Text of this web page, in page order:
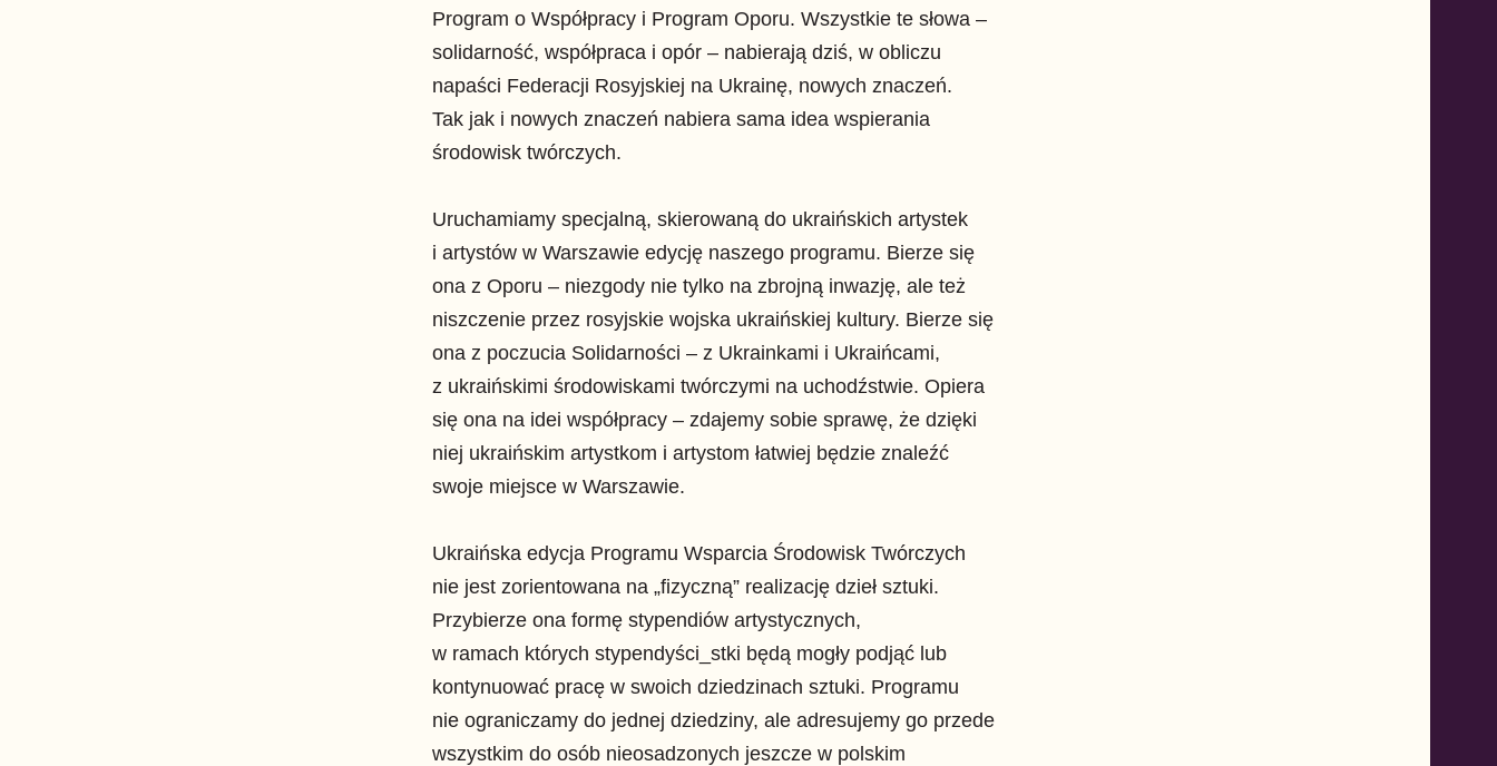
Program o Współpracy i Program Oporu. Wszystkie te słowa –
solidarność, współpraca i opór – nabierają dziś, w obliczu
napaści Federacji Rosyjskiej na Ukrainę, nowych znaczeń.
Tak jak i nowych znaczeń nabiera sama idea wspierania
środowisk twórczych.
Uruchamiamy specjalną, skierowaną do ukraińskich artystek
i artystów w Warszawie edycję naszego programu. Bierze się
ona z Oporu – niezgody nie tylko na zbrojną inwazję, ale też
niszczenie przez rosyjskie wojska ukraińskiej kultury. Bierze się
ona z poczucia Solidarności – z Ukrainkami i Ukraińcami,
z ukraińskimi środowiskami twórczymi na uchodźstwie. Opiera
się ona na idei współpracy – zdajemy sobie sprawę, że dzięki
niej ukraińskim artystkom i artystom łatwiej będzie znaleźć
swoje miejsce w Warszawie.
Ukraińska edycja Programu Wsparcia Środowisk Twórczych
nie jest zorientowana na „fizyczną” realizację dzieł sztuki.
Przybierze ona formę stypendiów artystycznych,
w ramach których stypendyści_stki będą mogły podjąć lub
kontynuować pracę w swoich dziedzinach sztuki. Programu
nie ograniczamy do jednej dziedziny, ale adresujemy go przede
wszystkim do osób nieosadzonych jeszcze w polskim